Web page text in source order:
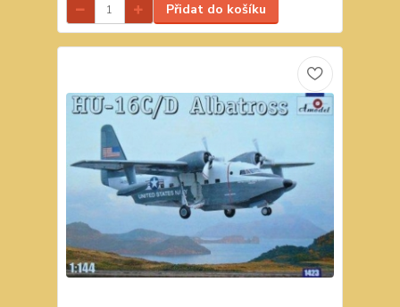
Přidat do košíku